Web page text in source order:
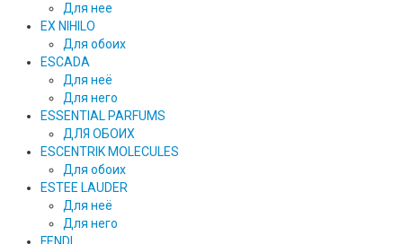
Для нее
EX NIHILO
Для обоих
ESCADA
Для неё
Для него
ESSENTIAL PARFUMS
ДЛЯ ОБОИХ
ESCENTRIK MOLECULES
Для обоих
ESTEE LAUDER
Для неё
Для него